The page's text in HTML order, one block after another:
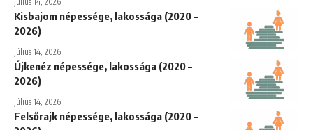
Kisbajom népessége, lakossága (2020 –
2026)
július 14, 2026
Újkenéz népessége, lakossága (2020 –
2026)
július 14, 2026
Felsőrajk népessége, lakossága (2020 –